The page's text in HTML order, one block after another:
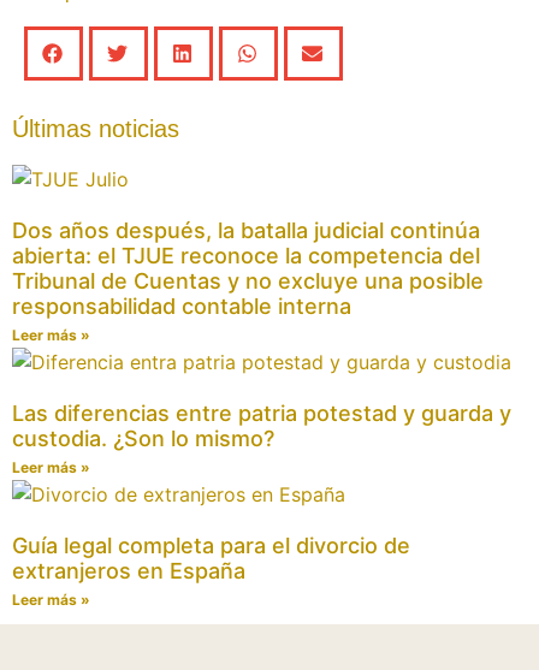
Últimas noticias
Dos años después, la batalla judicial continúa
abierta: el TJUE reconoce la competencia del
Tribunal de Cuentas y no excluye una posible
responsabilidad contable interna
Leer más »
Las diferencias entre patria potestad y guarda y
custodia. ¿Son lo mismo?
Leer más »
Guía legal completa para el divorcio de
extranjeros en España
Leer más »